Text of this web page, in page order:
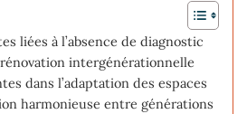
liées à l’absence de diagnostic
intergénérationnelle
dans l’adaptation des espaces
harmonieuse entre générations